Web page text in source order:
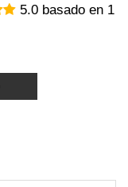
5.0basado en 1